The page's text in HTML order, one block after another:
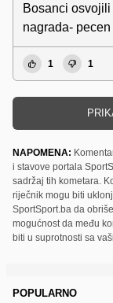
Bosanci osvojili
nagrada-
1 1
NAPOMENA:
i stavove portala
sadržaj tih kometara.
riječnik mogu biti
SportSport.ba da
mogućnost da među
biti u suprotnosti sa
POPULARNO